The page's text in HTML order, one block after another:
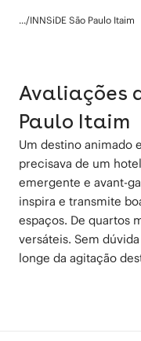
.../INNSiDE São Paulo Itaim
Avaliações
Paulo Itaim
Um destino animado
precisava de um
emergente e avant-
inspira e transmite
espaços. De quartos
versáteis. Sem
longe da agitação